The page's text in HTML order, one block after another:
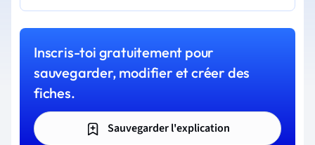
Inscris-toi gratuitement pour
sauvegarder, modifier et créer des
fiches.
Sauvegarder l'explication